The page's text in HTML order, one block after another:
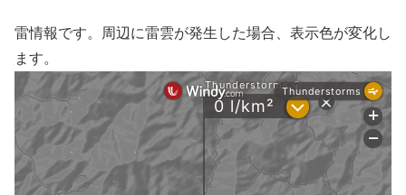
雷情報です。周辺に雷雲が発生した場合、表示色が変化し
ます。